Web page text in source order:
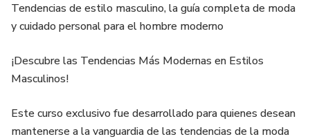
Tendencias de estilo masculino, la guía completa de moda
y cuidado personal para el hombre moderno
¡Descubre las Tendencias Más Modernas en Estilos
Masculinos!
Este curso exclusivo fue desarrollado para quienes desean
mantenerse a la vanguardia de las tendencias de la moda